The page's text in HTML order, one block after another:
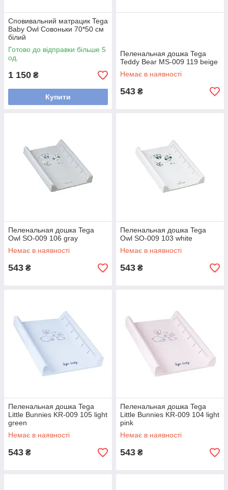
Сповивальний матрацик Tega
Baby Owl Совоньки 70*50 см
білий
Готово до відправки більше 5
од.
1 150 ₴
Купити
Пеленальная дошка Tega
Teddy Bear MS-009 119 beige
Немає в наявності
543 ₴
Пеленальная дошка Tega
Owl SO-009 106 gray
Немає в наявності
543 ₴
Пеленальная дошка Tega
Owl SO-009 103 white
Немає в наявності
543 ₴
Пеленальная дошка Tega
Little Bunnies KR-009 105 light
green
Немає в наявності
543 ₴
Пеленальная дошка Tega
Little Bunnies KR-009 104 light
pink
Немає в наявності
543 ₴